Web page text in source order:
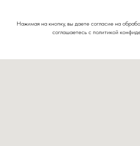
Нажимая на кнопку, вы даете согласие на
соглашаетесь c политикой